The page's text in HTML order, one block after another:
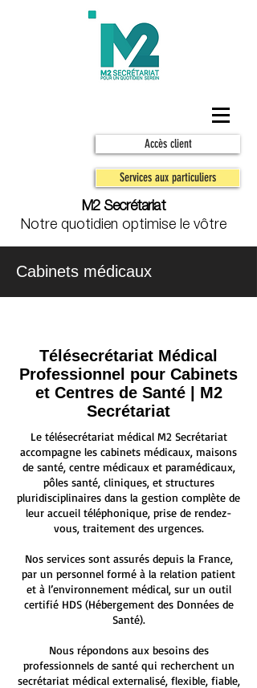
Accès client
Services aux particuliers
M2 Secrétariat
Notre quotidien optimise le vôtre
Cabinets médicaux
Télésecrétariat Médical
Professionnel pour Cabinets
et Centres de Santé | M2
Secrétariat
Le télésecrétariat médical M2 Secrétariat
accompagne les cabinets médicaux, maisons
de santé, centre médicaux et paramédicaux,
pôles santé, cliniques, et structures
pluridisciplinaires dans la gestion complète de
leur accueil téléphonique, prise de rendez-
vous, traitement des urgences.
Nos services sont assurés depuis la France,
par un personnel formé à la relation patient
et à l’environnement médical, sur un outil
certifié HDS (Hébergement des Données de
Santé).
Nous répondons aux besoins des
professionnels de santé qui recherchent un
secrétariat médical externalisé, flexible, fiable,